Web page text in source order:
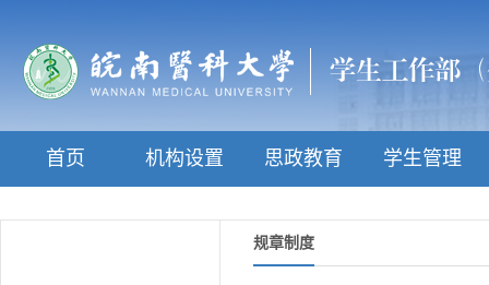
首页 机构设置 思政教育 学生管理
规章制度